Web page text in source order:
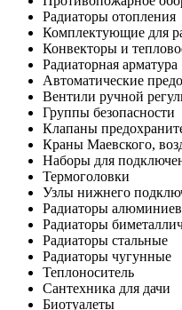
Радиаторы отопления
Комплектующие для
Конвекторы и
Радиаторная арматура
Автоматические
Вентили ручной
Группы безопасности
Клапаны
Краны Маевского,
Наборы для
Термоголовки
Узлы нижнего
Радиаторы
Радиаторы
Радиаторы стальные
Радиаторы чугунные
Теплоноситель
Сантехника для дачи
Биотуалеты